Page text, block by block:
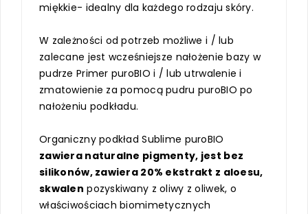
miękkie- idealny dla każdego rodzaju skóry.
W zależności od potrzeb możliwe i / lub
zalecane jest wcześniejsze nałożenie bazy w
pudrze Primer puroBIO i / lub utrwalenie i
zmatowienie za pomocą pudru puroBIO po
nałożeniu podkładu.
Organiczny podkład Sublime puroBIO
zawiera naturalne pigmenty, jest bez
silikonów, zawiera 20% ekstrakt z aloesu,
skwalen pozyskiwany z oliwy z oliwek, o
właściwościach biomimetycznych